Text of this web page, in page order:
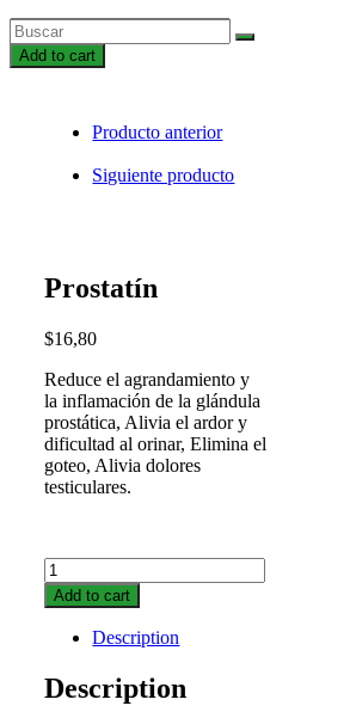
Prostatín
quantity
Add to cart
Producto anterior
Siguiente producto
Prostatín
$16,80
Reduce el agrandamiento y
la inflamación de la glándula
prostática, Alivia el ardor y
dificultad al orinar, Elimina el
goteo, Alivia dolores
testiculares.
Prostatín
quantity
Add to cart
Description
Description